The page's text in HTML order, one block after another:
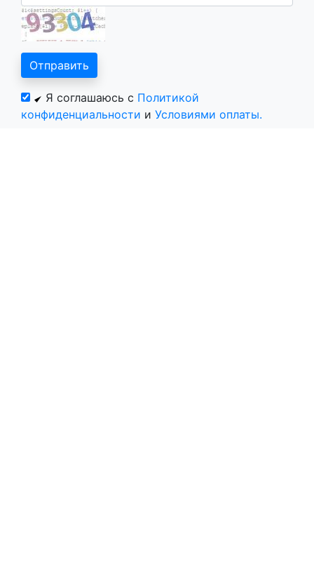
Я соглашаюсь с Политикой
конфиденциальности и Условиями оплаты.